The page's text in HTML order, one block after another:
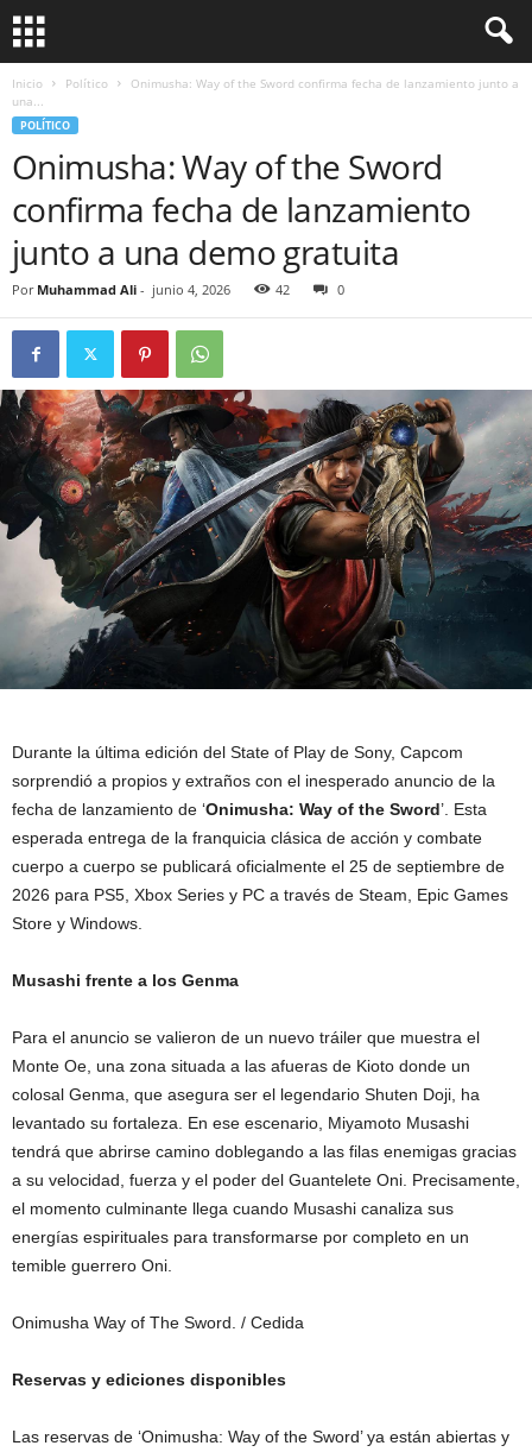
Inicio Político
Onimusha: Way of the Sword confirma fecha de lanzamiento junto a
una...
POLÍTICO
Onimusha: Way of the Sword
confirma fecha de lanzamiento
junto a una demo gratuita
Por Muhammad Ali - junio 4, 2026 42 0
Durante la última edición del State of Play de Sony, Capcom
sorprendió a propios y extraños con el inesperado anuncio de la
fecha de lanzamiento de ‘Onimusha: Way of the Sword’. Esta
esperada entrega de la franquicia clásica de acción y combate
cuerpo a cuerpo se publicará oficialmente el 25 de septiembre de
2026 para PS5, Xbox Series y PC a través de Steam, Epic Games
Store y Windows.
Musashi frente a los Genma
Para el anuncio se valieron de un nuevo tráiler que muestra el
Monte Oe, una zona situada a las afueras de Kioto donde un
colosal Genma, que asegura ser el legendario Shuten Doji, ha
levantado su fortaleza. En ese escenario, Miyamoto Musashi
tendrá que abrirse camino doblegando a las filas enemigas gracias
a su velocidad, fuerza y el poder del Guantelete Oni. Precisamente,
el momento culminante llega cuando Musashi canaliza sus
energías espirituales para transformarse por completo en un
temible guerrero Oni.
Onimusha Way of The Sword. / Cedida
Reservas y ediciones disponibles
Las reservas de ‘Onimusha: Way of the Sword’ ya están abiertas y